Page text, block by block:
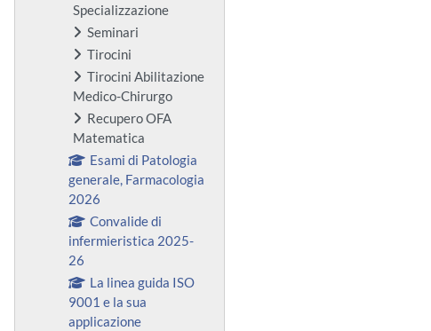
Specializzazione
Seminari
Tirocini
Tirocini Abilitazione
Medico-Chirurgo
Recupero OFA
Matematica
Esami di Patologia
generale, Farmacologia
2026
Convalide di
infermieristica 2025-
26
La linea guida ISO
9001 e la sua
applicazione